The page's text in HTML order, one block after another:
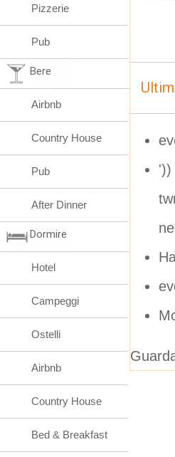
'))
Pizzerie
Pub
Bere
Airbnb
Country House
Pub
After Dinner
Dormire
Hotel
Campeggi
Ostelli
Airbnb
Country House
Bed & Breakfast